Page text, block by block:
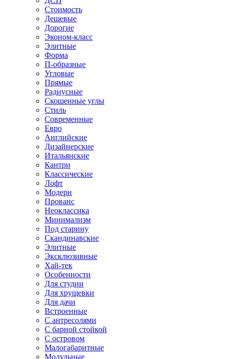
Стоимость
Дешевые
Дорогие
Эконом-класс
Элитные
Форма
П-образные
Угловые
Прямые
Радиусные
Скошенные углы
Стиль
Современные
Евро
Английские
Дизайнерские
Итальянские
Кантри
Классические
Лофт
Модерн
Прованс
Неоклассика
Минимализм
Под старину
Скандинавские
Элитные
Эксклюзивные
Хай-тек
Особенности
Для студии
Для хрущевки
Для дачи
Встроенные
С антресолями
С барной стойкой
С островом
Малогабаритные
Модульные